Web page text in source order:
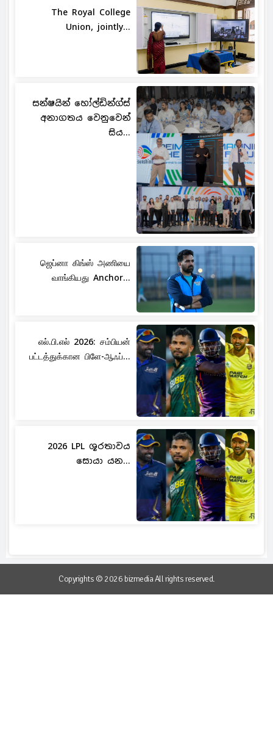
The Royal College
Union, jointly...
සන්ෂයින් හෝල්ඩින්ග්ස්
අනාගතය වෙනුවෙන්
සිය...
ஜெப்னா கிங்ஸ் அணியை
வாங்கியது Anchor...
எல்.பி.எல் 2026: சம்பியன்
பட்டத்துக்கான பிளே-ஆஃப்...
2026 LPL ශූරතාවය
සොයා යන...
Copyrights © 2026 bizmedia All rights reserved.